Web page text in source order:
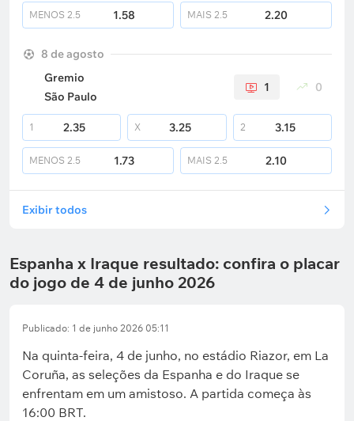
MENOS 2.5 1.58 MAIS 2.5 2.20
8 de agosto
Gremio
São Paulo
1 0
1 2.35 X 3.25 2 3.15
MENOS 2.5 1.73 MAIS 2.5 2.10
Exibir todos
Espanha x Iraque resultado: confira o placar
do jogo de 4 de junho 2026
Publicado: 1 de junho 2026 05:11
Na quinta-feira, 4 de junho, no estádio Riazor, em La
Coruña, as seleções da Espanha e do Iraque se
enfrentam em um amistoso. A partida começa às
16:00 BRT.